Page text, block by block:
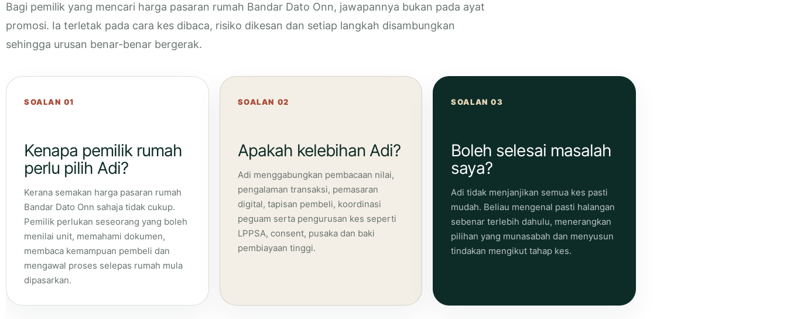
Bagi pemilik yang mencari harga pasaran rumah Bandar Dato Onn, jawapannya bukan pada ayat
promosi. Ia terletak pada cara kes dibaca, risiko dikesan dan setiap langkah disambungkan
sehingga urusan benar-benar bergerak.
SOALAN 01
Kenapa pemilik rumah
perlu pilih Adi?
Kerana semakan harga pasaran rumah
Bandar Dato Onn sahaja tidak cukup.
Pemilik perlukan seseorang yang boleh
menilai unit, memahami dokumen,
membaca kemampuan pembeli dan
mengawal proses selepas rumah mula
dipasarkan.
SOALAN 02
Apakah kelebihan Adi?
Adi menggabungkan pembacaan nilai,
pengalaman transaksi, pemasaran
digital, tapisan pembeli, koordinasi
peguam serta pengurusan kes seperti
LPPSA, consent, pusaka dan baki
pembiayaan tinggi.
SOALAN 03
Boleh selesai masalah
saya?
Adi tidak menjanjikan semua kes pasti
mudah. Beliau mengenal pasti halangan
sebenar terlebih dahulu, menerangkan
pilihan yang munasabah dan menyusun
tindakan mengikut tahap kes.